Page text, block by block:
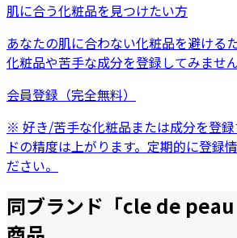
肌に合う化粧品を見つけたい方
あなたの肌に合わない化粧品を避ける
化粧品や苦手な成分を登録してみませ
会員登録（完全無料）
※ 好き/苦手な化粧品または成分を登
ドの精度は上がります。定期的に登録
ださい。
同ブランド「cle de peau